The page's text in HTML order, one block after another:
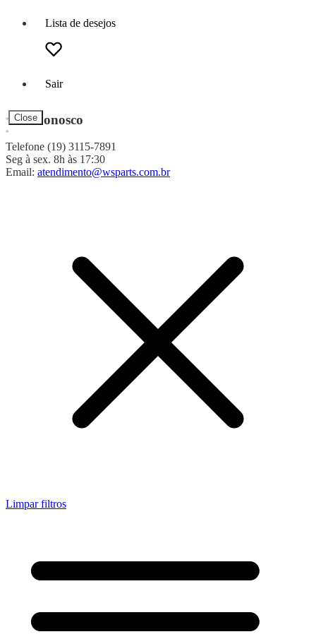
Lista de desejos
Sair
Close
Fale Conosco
Telefone (19) 3115-7891
Seg à sex. 8h às 17:30
Email: atendimento@wsparts.com.br
Limpar filtros